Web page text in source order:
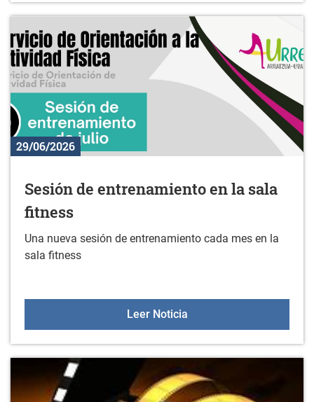
29/06/2026
Sesión de entrenamiento en la sala
fitness
Una nueva sesión de entrenamiento cada mes en la
sala fitness
Leer NoticiaSesión de